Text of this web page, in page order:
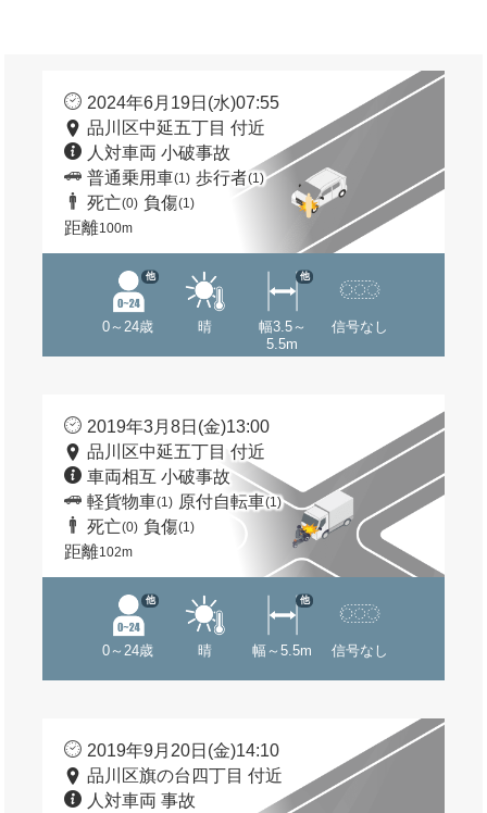
2024年6月19日(水)07:55
品川区中延五丁目 付近
人対車両 小破事故
普通乗用車(1) 歩行者(1)
死亡(0) 負傷(1)
距離100m
0～24歳
他
晴
幅3.5～
5.5m
他
信号なし
2019年3月8日(金)13:00
品川区中延五丁目 付近
車両相互 小破事故
軽貨物車(1) 原付自転車(1)
死亡(0) 負傷(1)
距離102m
0～24歳
他
晴 幅～5.5m
他
信号なし
2019年9月20日(金)14:10
品川区旗の台四丁目 付近
人対車両 事故